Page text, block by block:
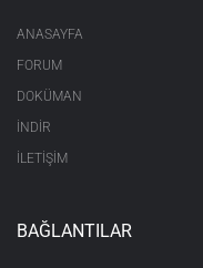
ANASAYFA
FORUM
DOKÜMAN
İNDİR
İLETİŞİM
BAĞLANTILAR